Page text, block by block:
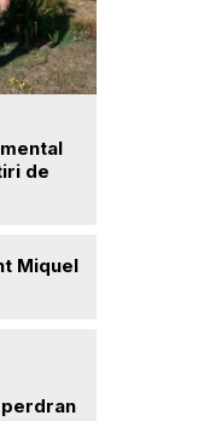
de
Miquel